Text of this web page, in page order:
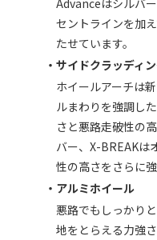
セントラインを加
たせています。
・サイドクラッディ
ホイールアーチは
ルまわりを強調し
さと悪路走破性の
バー、X-BREAKは
性の高さをさらに強
・アルミホイール
悪路でもしっかり
地をとらえる力強